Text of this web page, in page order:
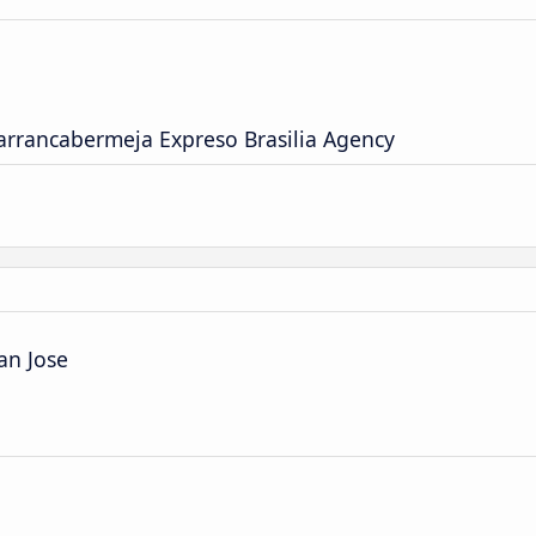
Expreso Brasilia Agency
Jose